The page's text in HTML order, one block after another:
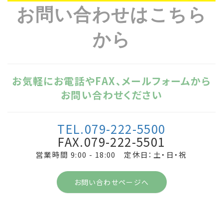
お問い合わせはこちら
から
お気軽にお電話やFAX、メールフォームから
お問い合わせください
TEL.079-222-5500
FAX.079-222-5501
営業時間 9:00 - 18:00 定休日：土・日・祝
お問い合わせページへ